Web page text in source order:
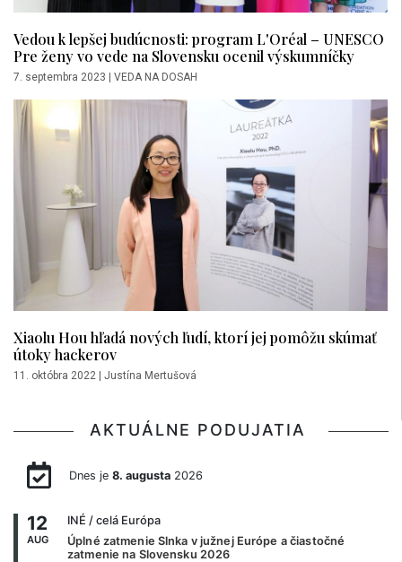
Vedou k lepšej budúcnosti: program L'Oréal – UNESCO
Pre ženy vo vede na Slovensku ocenil výskumníčky
7. septembra 2023 | VEDA NA DOSAH
Xiaolu Hou hľadá nových ľudí, ktorí jej pomôžu skúmať
útoky hackerov
11. októbra 2022 Justína Mertušová
AKTUÁLNE PODUJATIA
Dnes je 8. augusta2026
12
AUG
INÉ / celá Európa
Úplné zatmenie Slnka v južnej Európe a čiastočné
zatmenie na Slovensku 2026